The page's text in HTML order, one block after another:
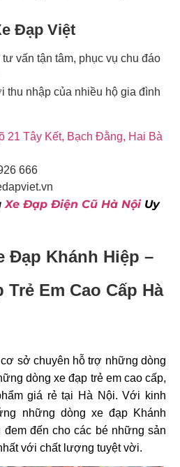
Đạp Việt
vấn tận tâm, phục vụ chu đáo
thu nhập của nhiều hộ gia đình
21 Tây Kết, Bạch Đằng, Hai Bà
666
Xe Đạp Điện Cũ Hà NộiUy
Đạp Khánh Hiệp –
Trẻ Em Cao Cấp Hà
sở chuyên hỗ trợ những dòng
dòng xe đạp trẻ em cao cấp,
giá rẻ tại Hà Nội. Với kinh
những dòng xe đạp Khánh
đến cho các bé những sản
với chất lượng tuyệt vời.